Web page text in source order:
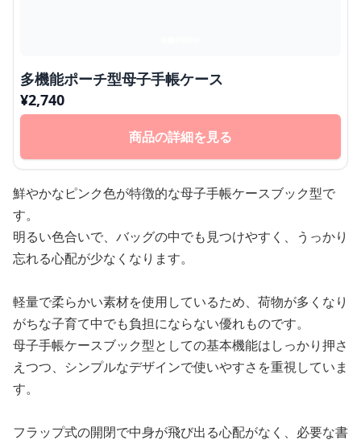
多機能ポーチ型母子手帳ケース
¥2,740
商品の詳細を見る
鮮やかなピンク色が特徴的な母子手帳ケースブック型で
す。
明るい色合いで、バッグの中でも見つけやすく、うっかり
忘れる心配が少なくなります。
軽量で柔らかい素材を使用しているため、荷物が多くなり
がちな子育て中でも負担にならない優れものです。
母子手帳ケースブック型としての基本機能はしっかり押さ
えつつ、シンプルなデザインで使いやすさを重視していま
す。
フラップ式の開閉で中身が飛び出る心配がなく、必要な書